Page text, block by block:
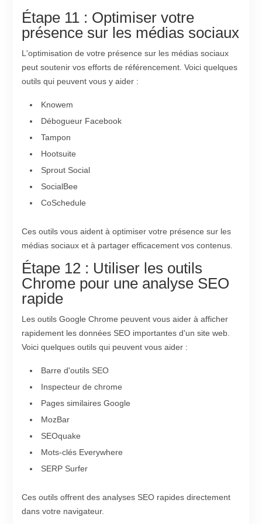
Étape 11 : Optimiser votre
présence sur les médias sociaux
L'optimisation de votre présence sur les médias sociaux
peut soutenir vos efforts de référencement. Voici quelques
outils qui peuvent vous y aider :
Knowem
Débogueur Facebook
Tampon
Hootsuite
Sprout Social
SocialBee
CoSchedule
Ces outils vous aident à optimiser votre présence sur les
médias sociaux et à partager efficacement vos contenus.
Étape 12 : Utiliser les outils
Chrome pour une analyse SEO
rapide
Les outils Google Chrome peuvent vous aider à afficher
rapidement les données SEO importantes d'un site web.
Voici quelques outils qui peuvent vous aider :
Barre d'outils SEO
Inspecteur de chrome
Pages similaires Google
MozBar
SEOquake
Mots-clés Everywhere
SERP Surfer
Ces outils offrent des analyses SEO rapides directement
dans votre navigateur.